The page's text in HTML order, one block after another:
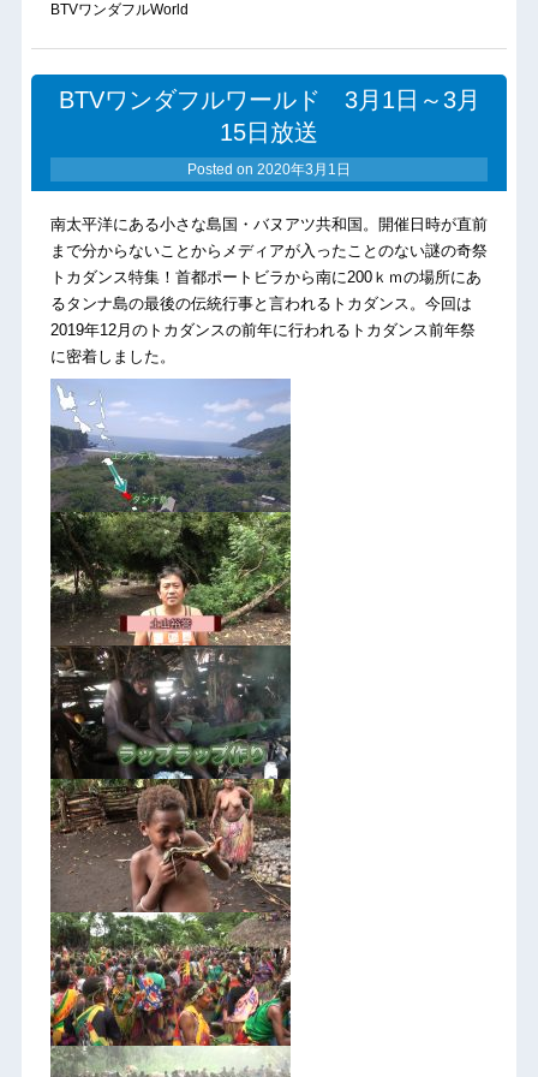
BTVワンダフルWorld
BTVワンダフルワールド 3月1日～3月
15日放送
Posted on 2020年3月1日
南太平洋にある小さな島国・バヌアツ共和国。開催日時が直前
まで分からないことからメディアが入ったことのない謎の奇祭
トカダンス特集！首都ポートビラから南に200ｋｍの場所にあ
るタンナ島の最後の伝統行事と言われるトカダンス。今回は
2019年12月のトカダンスの前年に行われるトカダンス前年祭
に密着しました。